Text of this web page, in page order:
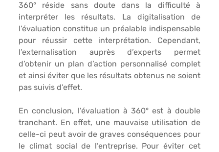
360° réside sans doute dans la difficulté à
interpréter les résultats. La digitalisation de
l’évaluation constitue un préalable indispensable
pour réussir cette interprétation. Cependant,
l’externalisation auprès d’experts permet
d’obtenir un plan d’action personnalisé complet
et ainsi éviter que les résultats obtenus ne soient
pas suivis d’effet.
En conclusion, l’évaluation à 360° est à double
tranchant. En effet, une mauvaise utilisation de
celle-ci peut avoir de graves conséquences pour
le climat social de l’entreprise. Pour éviter cet